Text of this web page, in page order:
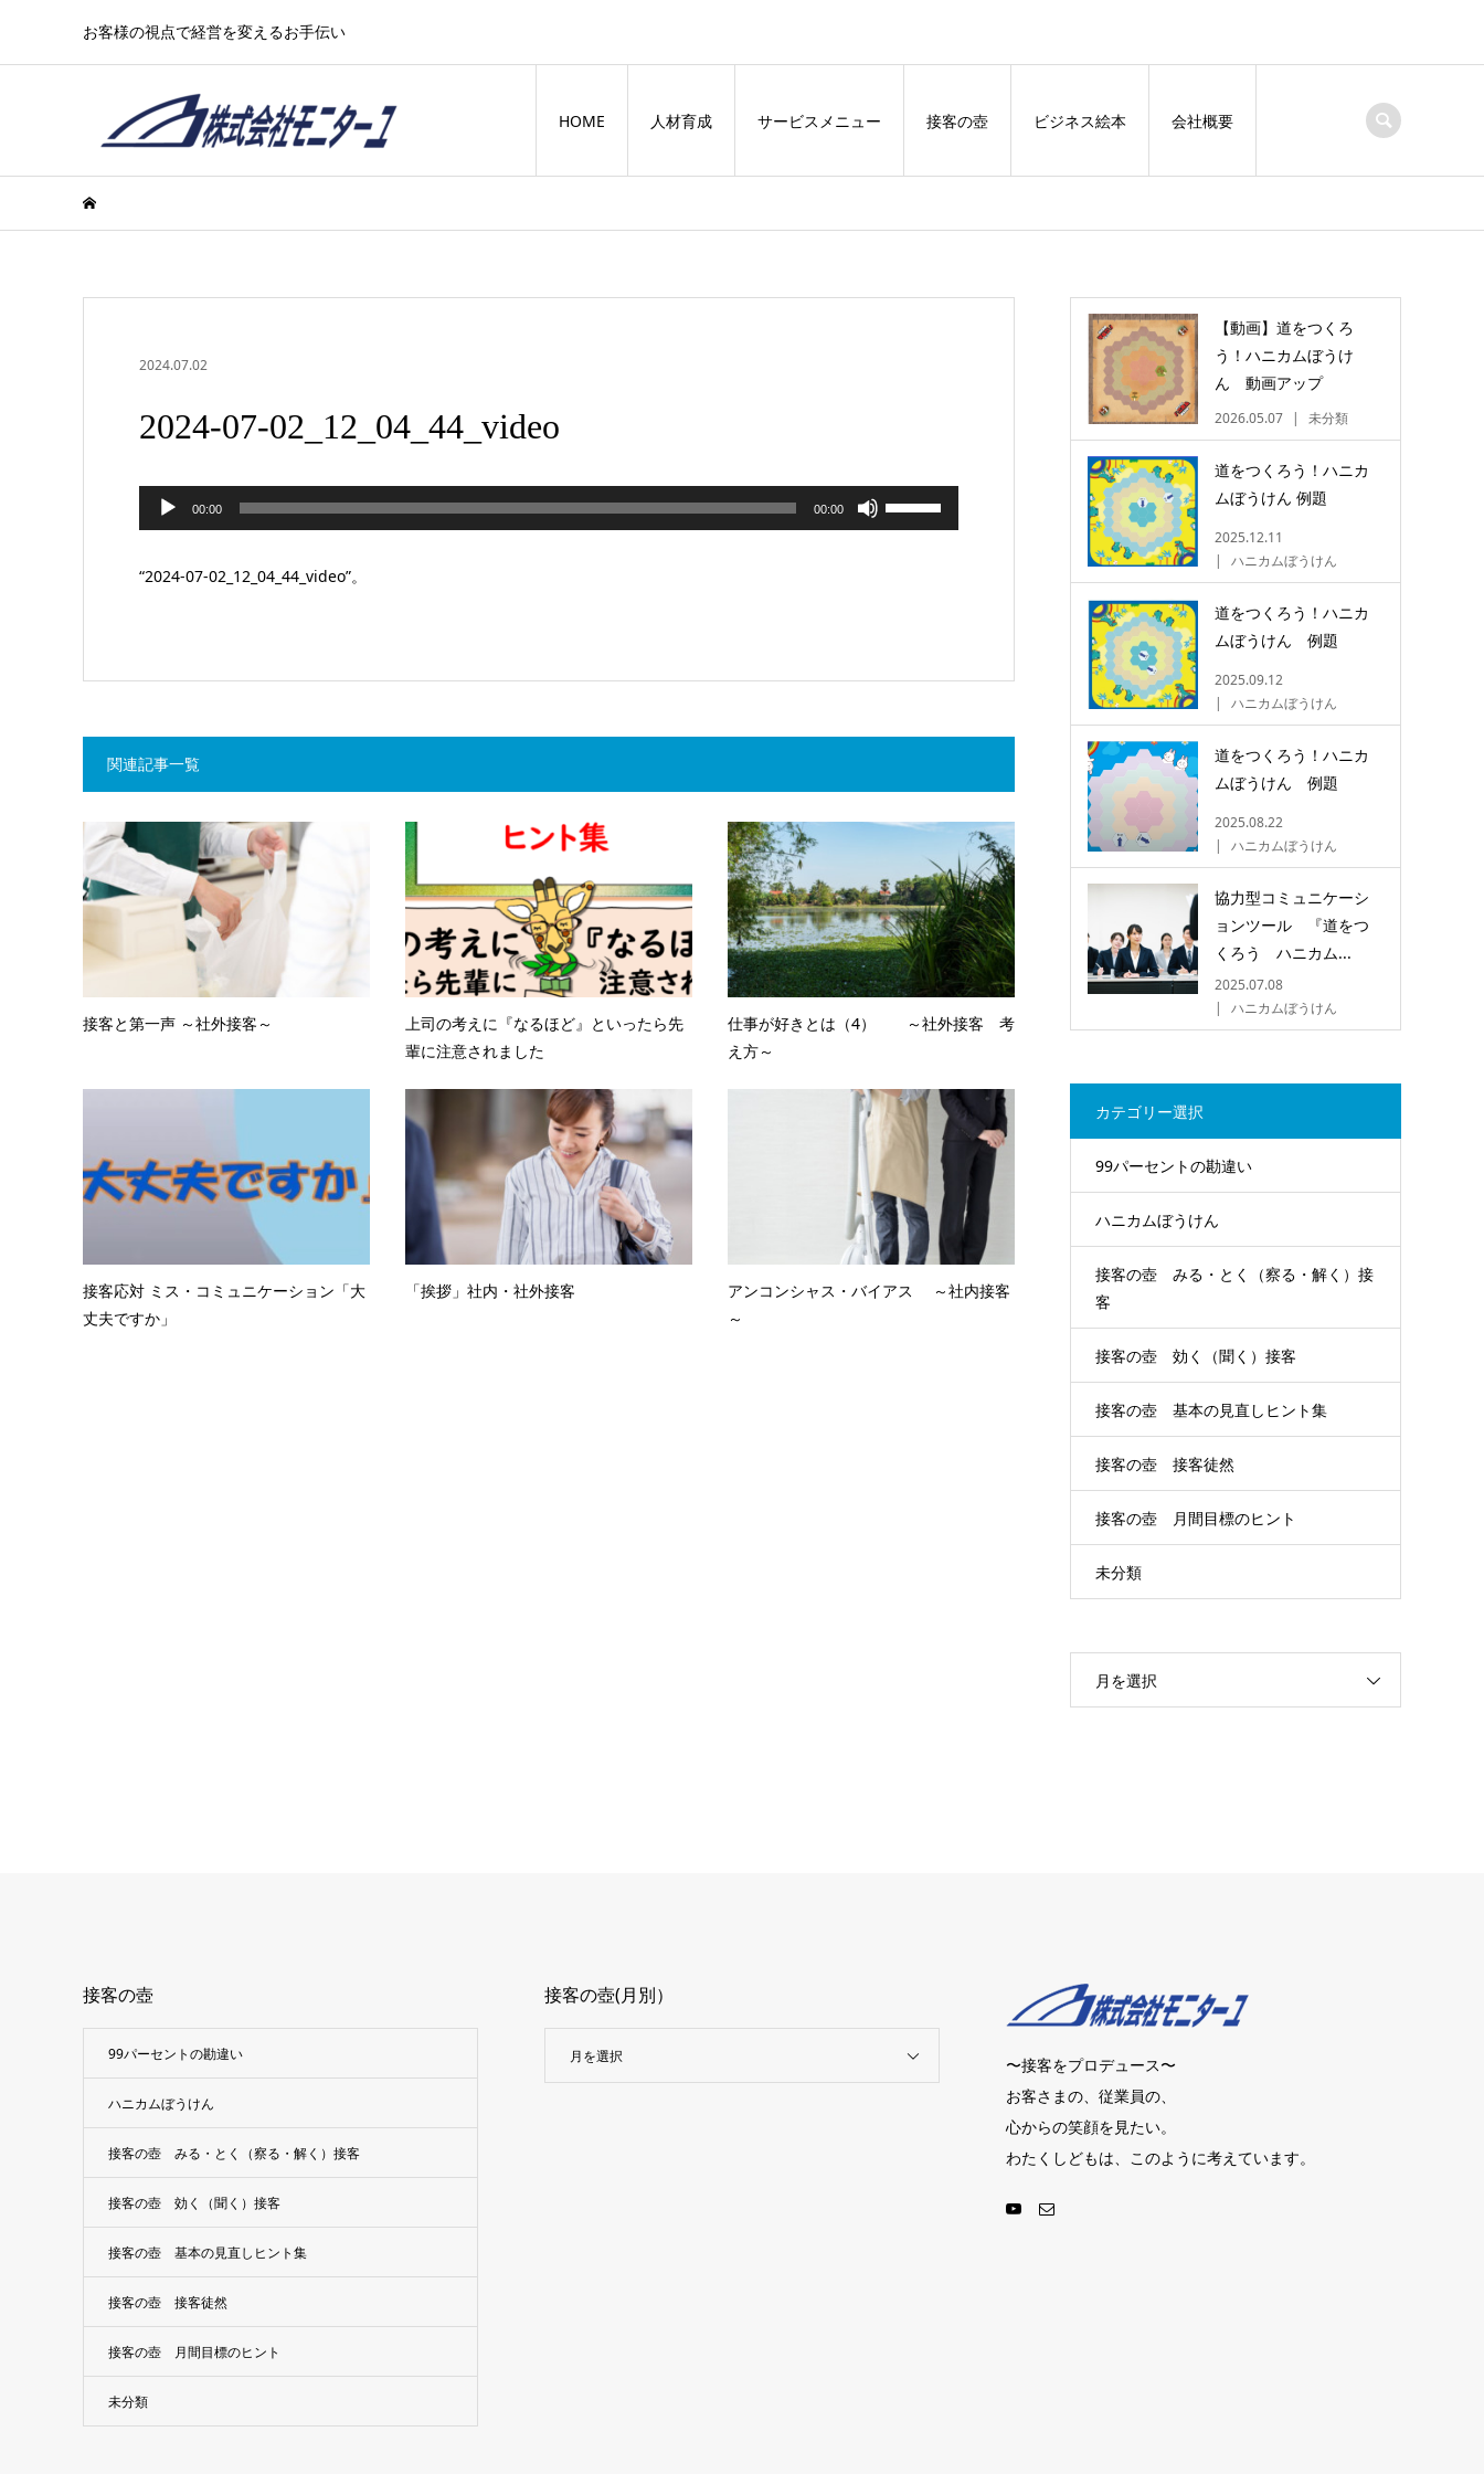
お客様の視点で経営を変えるお手伝い
HOME 人材育成 サービスメニュー 接客の壺 ビジネス絵本 会社概要
2024.07.02
2024-07-02_12_04_44_video
プ
ヤ
00:00 00:00 ボ
調
は
上
矢
印
キ
使
っ
て
く
だ
さ
“2024-07-02_12_04_44_video”。
関連記事一覧
接客と第一声 ～社外接客～
上司の考えに『なるほど』といったら先
輩に注意されました
仕事が好きとは（4） ～社外接客 考
え方～
接客応対 ミス・コミュニケーション「大
丈夫ですか」
「挨拶」社内・社外接客
アンコンシャス・バイアス ～社内接客
～
【動画】道をつくろ
う！ハニカムぼうけ
ん 動画アップ
2026.05.07 未分類
道をつくろう！ハニカ
ムぼうけん 例題
2025.12.11
ハニカムぼうけん
道をつくろう！ハニカ
ムぼうけん 例題
2025.09.12
ハニカムぼうけん
道をつくろう！ハニカ
ムぼうけん 例題
2025.08.22
ハニカムぼうけん
協力型コミュニケーシ
ョンツール 『道をつ
くろう ハニカム...
2025.07.08
ハニカムぼうけん
カテゴリー選択
99パーセントの勘違い
ハニカムぼうけん
接客の壺 みる・とく（察る・解く）接
客
接客の壺 効く（聞く）接客
接客の壺 基本の見直しヒント集
接客の壺 接客徒然
接客の壺 月間目標のヒント
未分類
月を選択
接客の壺
99パーセントの勘違い
ハニカムぼうけん
接客の壺 みる・とく（察る・解く）接客
接客の壺 効く（聞く）接客
接客の壺 基本の見直しヒント集
接客の壺 接客徒然
接客の壺 月間目標のヒント
未分類
接客の壺(月別）
月を選択
〜接客をプロデュース〜
お客さまの、従業員の、
心からの笑顔を見たい。
わたくしどもは、このように考えています。